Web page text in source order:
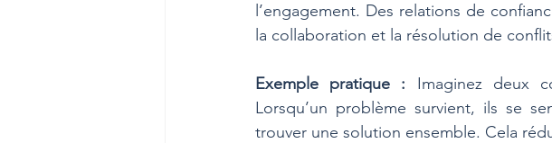
l’engagement. Des relations de
la collaboration et la résolution de
Exemple pratique : Imaginez deux
Lorsqu’un problème survient, ils se
trouver une solution ensemble. Cela